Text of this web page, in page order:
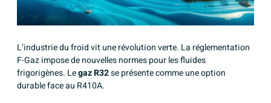
L’industrie du froid vit une révolution verte. La réglementation
F-Gaz impose de nouvelles normes pour les fluides
frigorigènes. Legaz R32se présente comme une option
durable face au R410A.